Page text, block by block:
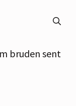
bruden sent